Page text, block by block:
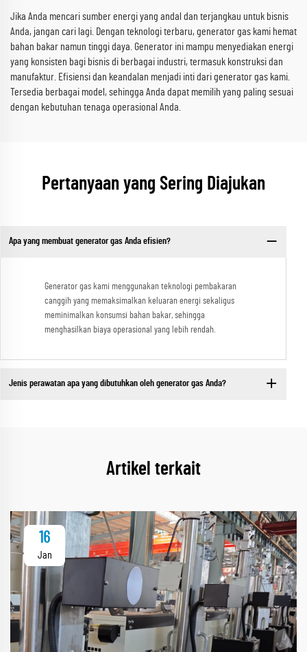
Jika Anda mencari sumber energi yang andal dan terjangkau untuk bisnis
Anda, jangan cari lagi. Dengan teknologi terbaru, generator gas kami hemat
bahan bakar namun tinggi daya. Generator ini mampu menyediakan energi
yang konsisten bagi bisnis di berbagai industri, termasuk konstruksi dan
manufaktur. Efisiensi dan keandalan menjadi inti dari generator gas kami.
Tersedia berbagai model, sehingga Anda dapat memilih yang paling sesuai
dengan kebutuhan tenaga operasional Anda.
Pertanyaan yang Sering Diajukan
Apa yang membuat generator gas Anda efisien?
Generator gas kami menggunakan teknologi pembakaran
canggih yang memaksimalkan keluaran energi sekaligus
meminimalkan konsumsi bahan bakar, sehingga
menghasilkan biaya operasional yang lebih rendah.
Jenis perawatan apa yang dibutuhkan oleh generator gas Anda?
Artikel terkait
16
Jan